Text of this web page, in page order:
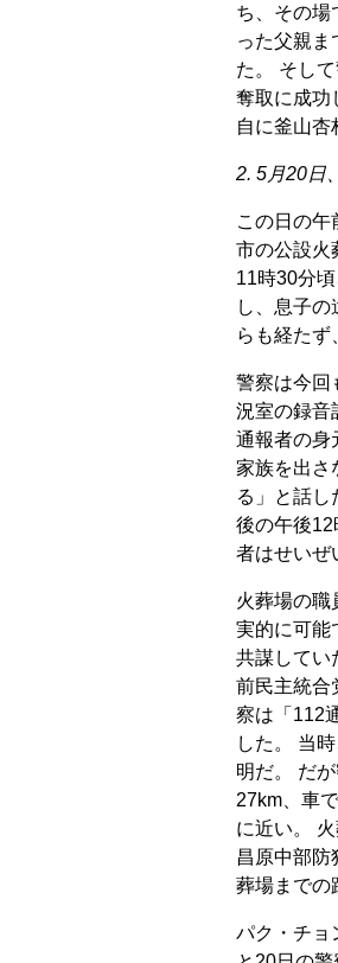
ち、その場
った父親ま
た。 そし
奪取に成功
自に釜山杏
2. 5月20日
この日の
市の公設火
11時30分
し、息子
らも経たず
警察は今回
況室の録音
通報者の身
家族を出さ
る」と話
後の午後
者はせいぜ
火葬場の職
実的に可能
共謀してい
前民主統合
察は「112
した。 当
明だ。 だ
27km、車
に近い。
昌原中部防
葬場までの
パク・チョ